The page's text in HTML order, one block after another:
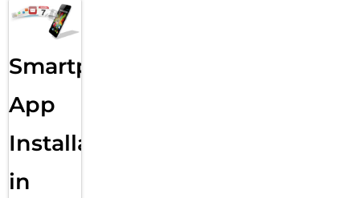
Schreib­tools helfen dir, genau die richtigen Worte zu finden
und deine Kommuni­kation auf ein neues Level zu bringen.
Lass mit nur einem Finger­tipp aus­gewählten Text zusam­
liche Versio­nen um­schreiben, bis der Ton perfekt passt.
Mit dem Bereinigen Tool in der Fotos App ent­fernst du
einfach das, was dich in deinen Fotos stört. Apple
einem Finger­tipp löschen kannst. Für eine perfekte Auf­
Smartphone
App
Installation
in